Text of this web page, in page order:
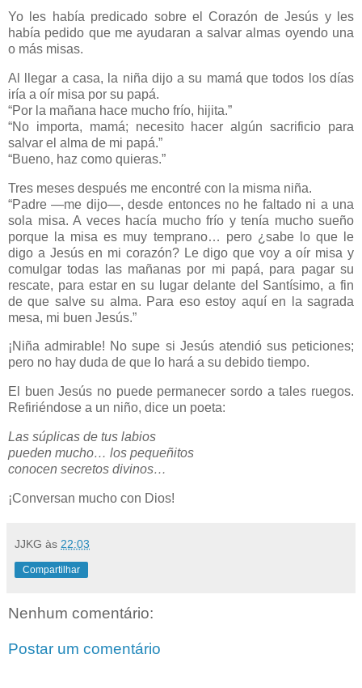
Yo les había predicado sobre el Corazón de Jesús y les
había pedido que me ayudaran a salvar almas oyendo una
o más misas.
Al llegar a casa, la niña dijo a su mamá que todos los días
iría a oír misa por su papá.
“Por la mañana hace mucho frío, hijita.”
“No importa, mamá; necesito hacer algún sacrificio para
salvar el alma de mi papá.”
“Bueno, haz como quieras.”
Tres meses después me encontré con la misma niña.
“Padre —me dijo—, desde entonces no he faltado ni a una
sola misa. A veces hacía mucho frío y tenía mucho sueño
porque la misa es muy temprano… pero ¿sabe lo que le
digo a Jesús en mi corazón? Le digo que voy a oír misa y
comulgar todas las mañanas por mi papá, para pagar su
rescate, para estar en su lugar delante del Santísimo, a fin
de que salve su alma. Para eso estoy aquí en la sagrada
mesa, mi buen Jesús.”
¡Niña admirable! No supe si Jesús atendió sus peticiones;
pero no hay duda de que lo hará a su debido tiempo.
El buen Jesús no puede permanecer sordo a tales ruegos.
Refiriéndose a un niño, dice un poeta:
Las súplicas de tus labios
pueden mucho… los pequeñitos
conocen secretos divinos…
¡Conversan mucho con Dios!
JJKG às 22:03
Compartilhar
Nenhum comentário:
Postar um comentário